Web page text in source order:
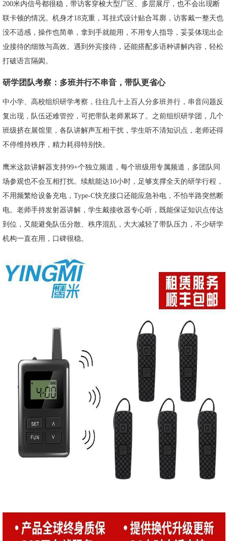
200米内信号都很稳，带访客穿梭大型厂区、多层展厅，也不会出现断
联卡顿的情况。机身才18克重，耳挂式设计贴合耳廓，访客戴一整天也
没不适感，操作也简单，拿到手就能用，不用专人指导，妥妥体现出企
业接待的细致与高效。遇到外宾接待，还能搭配多语种讲解内容，轻松
打破语言隔阂。
研学团队考察：多班并行不串音，带队更省心
中小学、高校组织研学考察，往往几十上百人分多班并行，串音问题反
复出现，队伍还难管控，可把带队老师累坏了。之前组织研学团，几个
班级挤在展馆里，各队讲解声互相干扰，学生听不清知识点，老师还得
不停维持秩序，精力耗得特别快。
鹰米这款讲解器支持99+个独立频道，每个班级用专属频道，多团队同
场参观也不会互相打扰。续航能达10小时，足够支撑全天的研学行程，
不用频繁给设备充电，Type-C快充接口还能应急补电，不怕半路突然断
电。老师手持发射器讲解，学生戴接收器专心听，既能保证知识点传达
到位，又能避免队伍分散、秩序混乱，大大减轻了带队压力，不少研学
机构一直在用，口碑很稳。